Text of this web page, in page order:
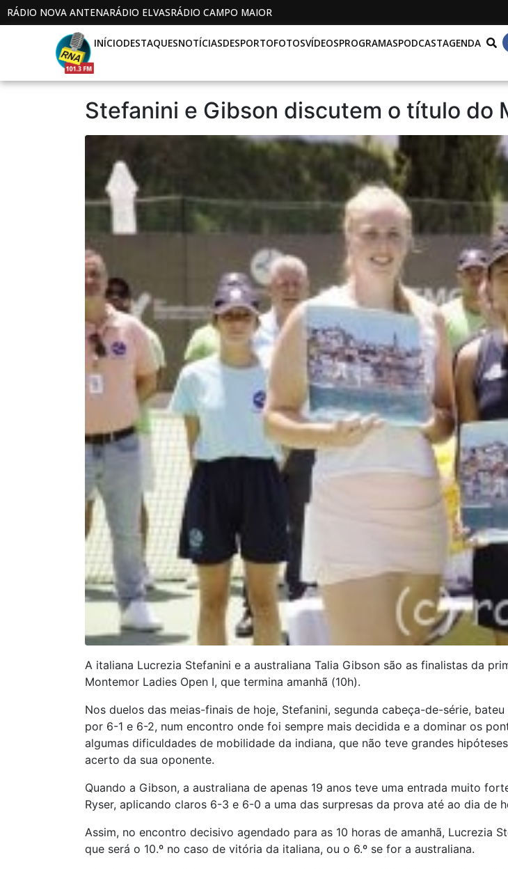
RÁDIO NOVA ANTENARÁDIO ELVASRÁDIO CAMPO MAIOR
INÍCIODESTAQUESNOTÍCIASDESPORTOFOTOSVÍDEOSPROGRAMASPODCASTAGENDA
Stefanini e Gibson discutem o título do
A italiana Lucrezia Stefanini e a australiana Talia Gibson são as finalistas da
Montemor Ladies Open I, que termina amanhã (10h).
Nos duelos das meias-finais de hoje, Stefanini, segunda cabeça-de-série, bateu
por 6-1 e 6-2, num encontro onde foi sempre mais decidida e a dominar os
algumas dificuldades de mobilidade da indiana, que não teve grandes
acerto da sua oponente.
Quando a Gibson, a australiana de apenas 19 anos teve uma entrada muito
Ryser, aplicando claros 6-3 e 6-0 a uma das surpresas da prova até ao dia de
Assim, no encontro decisivo agendado para as 10 horas de amanhã, Lucrezia
que será o 10.º no caso de vitória da italiana, ou o 6.º se for a australiana.